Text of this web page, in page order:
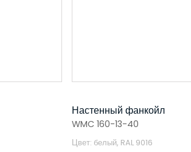
Настенный фанкойл
WMC 160-13-40
Цвет: белый, RAL 9016